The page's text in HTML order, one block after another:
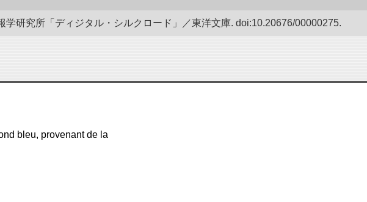
学研究所「ディジタル・シルクロード」／東洋文庫. doi:10.20676/00000275.
bleu, provenant de la